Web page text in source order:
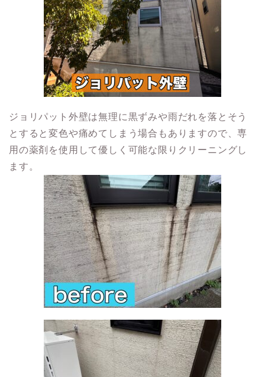
ジョリパット外壁は無理に黒ずみや雨だれを落とそう
とすると変色や痛めてしまう場合もありますので、専
用の薬剤を使用して優しく可能な限りクリーニングし
ます。